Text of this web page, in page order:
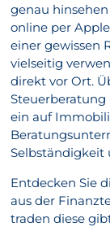
genau
online per
einer gewissen
vielseitig
direkt vor Ort.
ein auf
Selbständigkeit
Entdecken Sie
aus der
traden diese